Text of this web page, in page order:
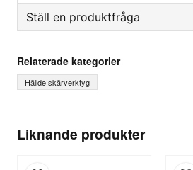
Liknande produkter
Ställ en produktfråga
Fråga oss något om denna
Ditt namn
Relaterade kategorier
Hällde skärverktyg